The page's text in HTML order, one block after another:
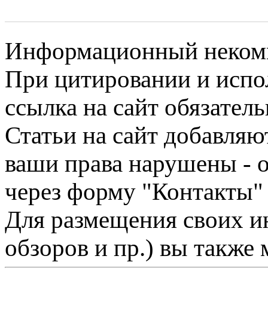
Информационный
При цитировании и
ссылка на сайт
Статьи на сайт
ваши права нарушены -
через форму "Контакты"
Для размещения своих
обзоров и пр.) вы также